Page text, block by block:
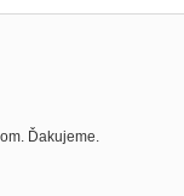
Ďakujeme.